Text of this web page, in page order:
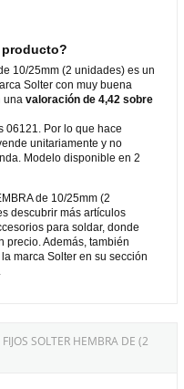
producto?
10/25mm (2 unidades) es un
Solter con muy buena
unavaloración de 4,42 sobre
06121. Por lo que hace
unitariamente y no
Modelo disponible en 2
de 10/25mm (2
descubrir más artículos
para soldar, donde
precio. Además, también
marca Solter en su sección
SOLTER HEMBRA DE (2